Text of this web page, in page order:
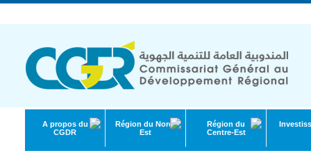
A propos du
CGDR
Région du Nord-
Est
Région du
Centre-Est